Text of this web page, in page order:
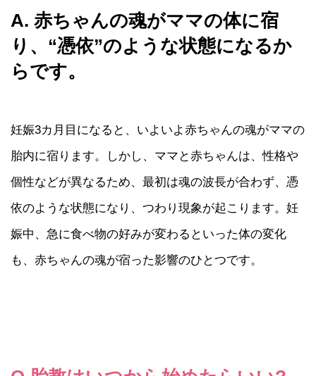
A. 赤ちゃんの魂がママの体に宿
り、“憑依”のような状態になるか
らです。
妊娠3カ月目になると、いよいよ赤ちゃんの魂がママの
胎内に宿ります。しかし、ママと赤ちゃんは、性格や
個性などが異なるため、最初は魂の波長が合わず、憑
依のような状態になり、つわり現象が起こります。妊
娠中、急に食べ物の好みが変わるといった体の変化
も、赤ちゃんの魂が宿った影響のひとつです。